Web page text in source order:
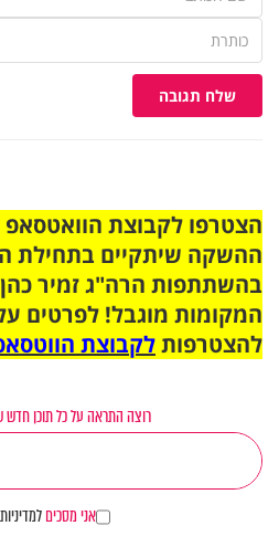
שלח תגובה
ההשקה שיתקיים בתחילת
בהשתתפות הרה"ג זמיר
המקומות מוגבל! לפרטים
להצטרפותלקבוצת
רוצה התראה על כל תוכן חדש
אני מסכים